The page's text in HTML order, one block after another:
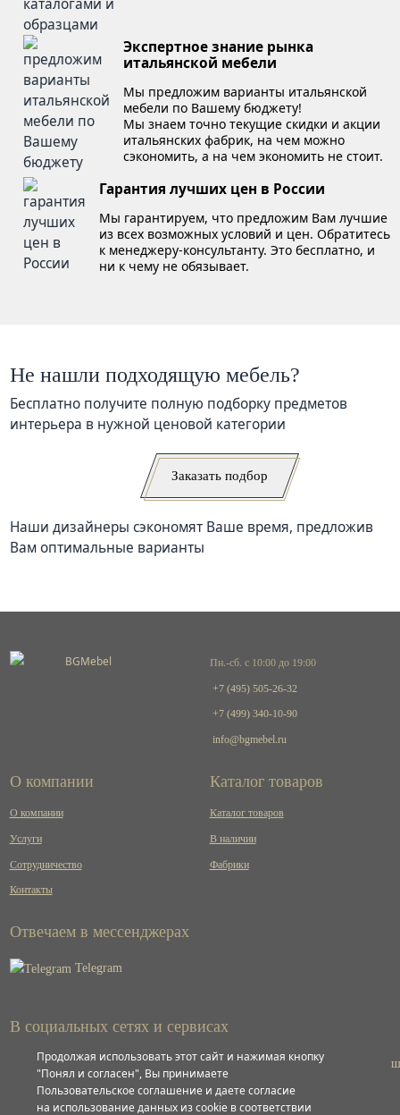
Экспертное знание рынка
итальянской мебели
Мы предложим варианты итальянской
мебели по Вашему бюджету!
Мы знаем точно текущие скидки и акции
итальянских фабрик, на чем можно
сэкономить, а на чем экономить не стоит.
Гарантия лучших цен в России
Мы гарантируем, что предложим Вам лучшие
из всех возможных условий и цен. Обратитесь
к менеджеру-консультанту. Это бесплатно, и
ни к чему не обязывает.
Не нашли подходящую мебель?
Бесплатно получите полную подборку предметов
интерьера в нужной ценовой категории
Заказать подбор
Наши дизайнеры сэкономят Ваше время, предложив
Вам оптимальные варианты
Пн.-сб. с 10:00 до 19:00
+7 (495) 505-26-32
+7 (499) 340-10-90
info@bgmebel.ru
О компании
О компании
Услуги
Сотрудничество
Контакты
Каталог товаров
Каталог товаров
В наличии
Фабрики
Отвечаем в мессенджерах
Telegram
В социальных сетях и сервисах
ВКонтакте
Продолжая использовать этот сайт и нажимая кнопку
"Понял и согласен", Вы принимаете
Пользовательское соглашение и даете согласие
на использование данных из cookie в соответствии